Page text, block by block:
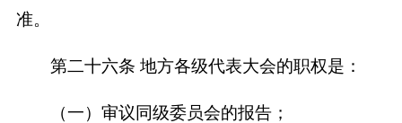
准。
第二十六条 地方各级代表大会的职权是：
（一）审议同级委员会的报告；